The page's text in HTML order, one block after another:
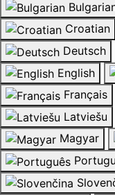
Croatian
Deutsch
English
Français
Latviešu
Magyar